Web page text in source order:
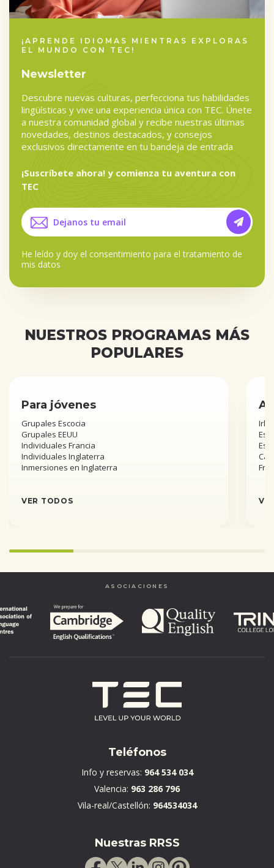
¡APRENDE IDIOMAS MIENTRAS EXPLORAS
EL MUNDO CON TEC!
Newsletter
Descubre nuevas culturas, perfecciona tus habilidades
lingüísticas y vive una experiencia única con TEC. Únete
a nuestra comunidad global y recibe nuestras últimas
novedades, destinos destacados, y consejos
exclusivos directamente en tu bandeja de entrada
¡Suscríbete ahora! y comienza tu aventura con
TEC
He leído y doy el consentimiento para el tratamiento de
mis datos
NUESTROS PROGRAMAS MÁS
POPULARES
Para jóvenes
Grupales Escocia
Grupales EEUU
Individuales Francia
Individuales Inglaterra
Inmersiones en Inglaterra
VER TODOS
Infinity%
completed
ASOCIACIONES
Teléfonos
Info y reservas: 964 534 034
Valencia: 963 286 796
Vila-real/Castellón: 964534034
Nuestras RRSS